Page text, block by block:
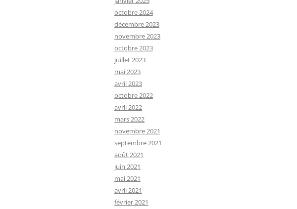
octobre 2024
décembre 2023
novembre 2023
octobre 2023
juillet 2023
mai 2023
avril 2023
octobre 2022
avril 2022
mars 2022
novembre 2021
septembre 2021
août 2021
juin 2021
mai 2021
avril 2021
février 2021